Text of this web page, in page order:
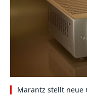
Marantz stellt neue